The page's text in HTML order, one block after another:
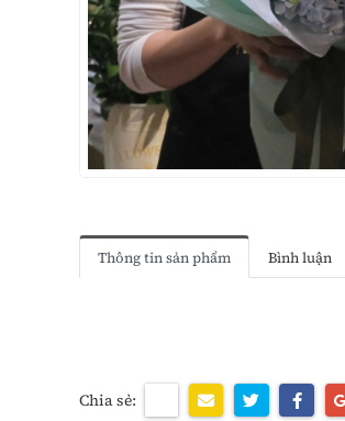
Thông tin sản phẩm Bình luận
Chia sẻ: